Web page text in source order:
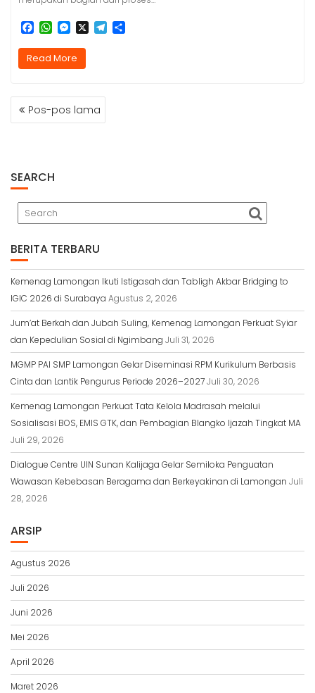
c
e
k
W
a
t
p
M
s
s
g
e
r
X T
Read More
NAVIGASI
POSPos-pos lama
SEARCH
BERITA TERBARU
Kemenag Lamongan Ikuti Istigasah dan Tabligh Akbar Bridging to
IGIC 2026 di Surabaya Agustus 2, 2026
Jum’at Berkah dan Jubah Suling, Kemenag Lamongan Perkuat Syiar
dan Kepedulian Sosial di Ngimbang Juli 31, 2026
MGMP PAI SMP Lamongan Gelar Diseminasi RPM Kurikulum Berbasis
Cinta dan Lantik Pengurus Periode 2026–2027Juli 30, 2026
Kemenag Lamongan Perkuat Tata Kelola Madrasah melalui
Sosialisasi BOS, EMIS GTK, dan Pembagian Blangko Ijazah Tingkat MA
Juli 29, 2026
Dialogue Centre UIN Sunan Kalijaga Gelar Semiloka Penguatan
Wawasan Kebebasan Beragama dan Berkeyakinan di Lamongan Juli
28, 2026
ARSIP
Agustus 2026
Juli 2026
Juni 2026
Mei 2026
April 2026
Maret 2026